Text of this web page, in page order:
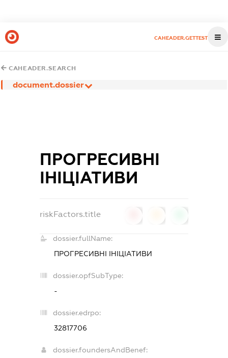
CAHEADER.GETTEST
CAHEADER.SEARCH
document.dossier
ПРОГРЕСИВНІ
ІНІЦІАТИВИ
riskFactors.title
dossier.fullName:
ПРОГРЕСИВНІ ІНІЦІАТИВИ
dossier.opfSubType:
-
dossier.edrpo:
32817706
dossier.foundersAndBenef: